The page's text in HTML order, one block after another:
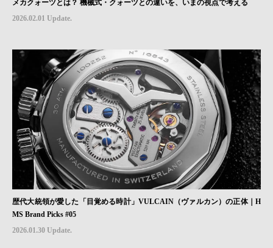
メカクォーツとは？ 機械式・クォーツとの違いを、いまの視点で考える
2026.02.01 Update.
歴代大統領が愛した「目覚める時計」VULCAIN（ヴァルカン）の正体｜H
MS Brand Picks #05
2026.01.30 Update.